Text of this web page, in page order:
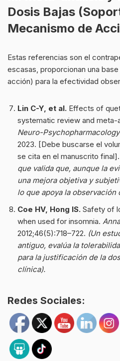
Dosis Bajas
Mecanismo de
Estas referencias son el
escasas, proporcionan una
acción) para la efectividad
Lin C-Y, et al. Effects of
systematic review and meta-
Neuro-
2023. [Debe buscarse el
se cita en el manuscrito final].
que valida que, aunque la
una mejora objetiva y
lo que apoya la observación
Coe HV, Hong IS. Safety of
when used for insomnia.
2012;46(5):718–722. (Un
antiguo, evalúa la
para la justificación de la
clínica).
Redes Sociales: